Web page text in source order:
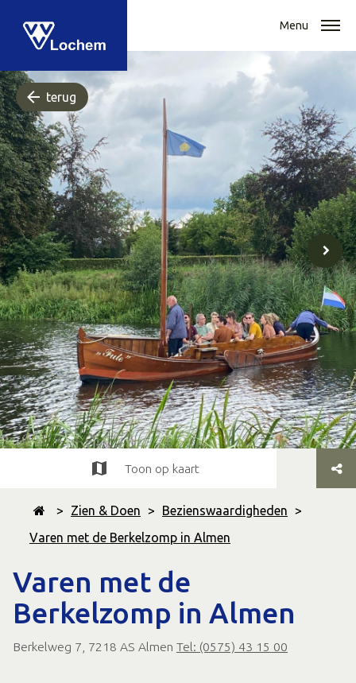
Menu
terug
> Zien & Doen > Bezienswaardigheden >
Varen met de Berkelzomp in Almen
Varen met de
Berkelzomp in Almen
Berkelweg 7, 7218 AS Almen Tel: (0575) 43 15 00
Toon op kaart